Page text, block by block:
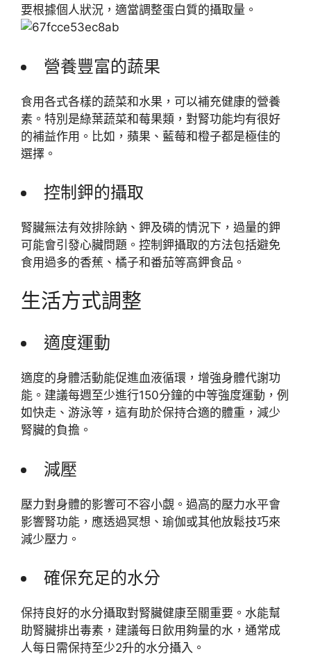
要根據個人狀況，適當調整蛋白質的攝取量。
營養豐富的蔬果
食用各式各樣的蔬菜和水果，可以補充健康的營養
素。特別是綠葉蔬菜和莓果類，對腎功能均有很好
的補益作用。比如，蘋果、藍莓和橙子都是極佳的
選擇。
控制鉀的攝取
腎臟無法有效排除鈉、鉀及磷的情況下，過量的鉀
可能會引發心臟問題。控制鉀攝取的方法包括避免
食用過多的香蕉、橘子和番茄等高鉀食品。
生活方式調整
適度運動
適度的身體活動能促進血液循環，增強身體代謝功
能。建議每週至少進行150分鐘的中等強度運動，例
如快走、游泳等，這有助於保持合適的體重，減少
腎臟的負擔。
減壓
壓力對身體的影響可不容小覷。過高的壓力水平會
影響腎功能，應透過冥想、瑜伽或其他放鬆技巧來
減少壓力。
確保充足的水分
保持良好的水分攝取對腎臟健康至關重要。水能幫
助腎臟排出毒素，建議每日飲用夠量的水，通常成
人每日需保持至少2升的水分攝入。